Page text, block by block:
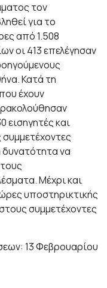
τον
για το
από 1.508
οι 413 επελέγησαν
Κατά τη
έχουν
εισηγητές και
να
Μέχρι και
υποστηρικτικής
συμμετέχοντες
13 Φεβρουαρίου